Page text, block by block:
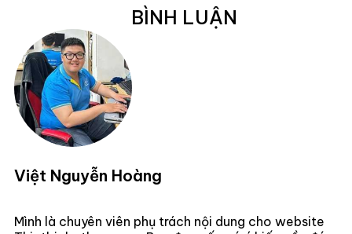
BÌNH LUẬN
Việt Nguyễn Hoàng
Mình là chuyên viên phụ trách nội dung cho website